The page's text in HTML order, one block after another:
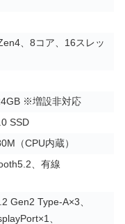
、8コア、16スレッ
※増設非対応
SSD
（CPU内蔵）
、有線
Gen2 Type-A×3、
、